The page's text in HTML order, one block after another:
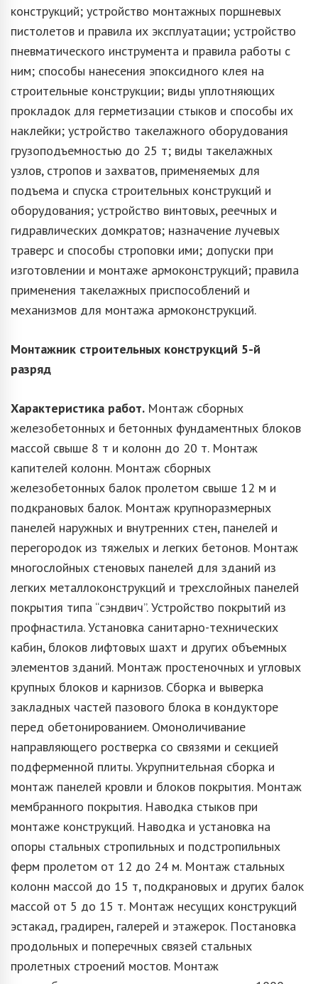
конструкций; устройство монтажных поршневых
пистолетов и правила их эксплуатации; устройство
пневматического инструмента и правила работы с
ним; способы нанесения эпоксидного клея на
строительные конструкции; виды уплотняющих
прокладок для герметизации стыков и способы их
наклейки; устройство такелажного оборудования
грузоподъемностью до 25 т; виды такелажных
узлов, стропов и захватов, применяемых для
подъема и спуска строительных конструкций и
оборудования; устройство винтовых, реечных и
гидравлических домкратов; назначение лучевых
траверс и способы строповки ими; допуски при
изготовлении и монтаже армоконструкций; правила
применения такелажных приспособлений и
механизмов для монтажа армоконструкций.
Монтажник строительных конструкций 5-й
разряд
Характеристика работ. Монтаж сборных
железобетонных и бетонных фундаментных блоков
массой свыше 8 т и колонн до 20 т. Монтаж
капителей колонн. Монтаж сборных
железобетонных балок пролетом свыше 12 м и
подкрановых балок. Монтаж крупноразмерных
панелей наружных и внутренних стен, панелей и
перегородок из тяжелых и легких бетонов. Монтаж
многослойных стеновых панелей для зданий из
легких металлоконструкций и трехслойных панелей
покрытия типа “сэндвич”. Устройство покрытий из
профнастила. Установка санитарно-технических
кабин, блоков лифтовых шахт и других объемных
элементов зданий. Монтаж простеночных и угловых
крупных блоков и карнизов. Сборка и выверка
закладных частей пазового блока в кондукторе
перед обетонированием. Омоноличивание
направляющего ростверка со связями и секцией
подферменной плиты. Укрупнительная сборка и
монтаж панелей кровли и блоков покрытия. Монтаж
мембранного покрытия. Наводка стыков при
монтаже конструкций. Наводка и установка на
опоры стальных стропильных и подстропильных
ферм пролетом от 12 до 24 м. Монтаж стальных
колонн массой до 15 т, подкрановых и других балок
массой от 5 до 15 т. Монтаж несущих конструкций
эстакад, градирен, галерей и этажерок. Постановка
продольных и поперечных связей стальных
пролетных строений мостов. Монтаж